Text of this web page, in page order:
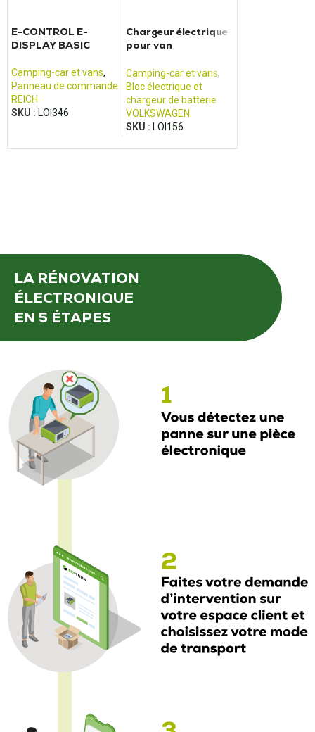
E-CONTROL E-
DISPLAY BASIC
Camping-car et vans,
Panneau de commande
REICH
SKU : LOI346
Chargeur électrique
pour van
Camping-car et vans,
Bloc électrique et
chargeur de batterie
VOLKSWAGEN
SKU : LOI156
LA RÉNOVATION
ÉLECTRONIQUE
EN 5 ÉTAPES